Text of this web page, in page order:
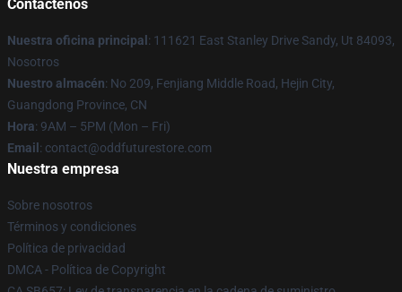
Contáctenos
Nuestra oficina principal : 111621 East Stanley Drive Sandy, Ut 84093,
Nosotros
Nuestro almacén: No 209, Fenjiang Middle Road, Hejin City,
Guangdong Province, CN
Hora: 9AM – 5PM (Mon – Fri)
Email : contact@oddfuturestore.com
Nuestra empresa
Sobre nosotros
Términos y condiciones
Política de privacidad
DMCA - Política de Copyright